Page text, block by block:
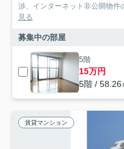
渉、インターネット非公開物件
見る
募集中の部屋
5階
15万円
5階 / 58.26
賃貸マンション